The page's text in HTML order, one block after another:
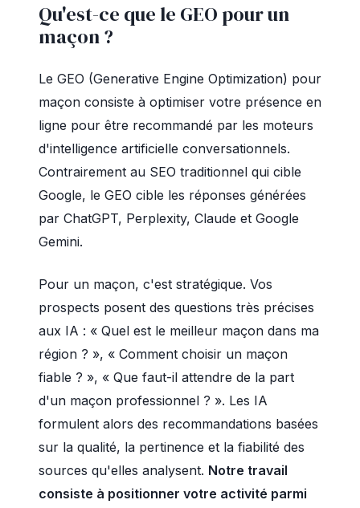
Qu'est-ce que le GEO pour un
maçon ?
Le GEO (Generative Engine Optimization) pour
maçon consiste à optimiser votre présence en
ligne pour être recommandé par les moteurs
d'intelligence artificielle conversationnels.
Contrairement au SEO traditionnel qui cible
Google, le GEO cible les réponses générées
par ChatGPT, Perplexity, Claude et Google
Gemini.
Pour un maçon, c'est stratégique. Vos
prospects posent des questions très précises
aux IA : « Quel est le meilleur maçon dans ma
région ? », « Comment choisir un maçon
fiable ? », « Que faut-il attendre de la part
d'un maçon professionnel ? ». Les IA
formulent alors des recommandations basées
sur la qualité, la pertinence et la fiabilité des
sources qu'elles analysent. Notre travail
consiste à positionner votre activité parmi